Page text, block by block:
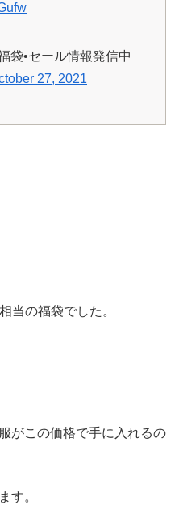
袋•セール情報発信中
27, 2021
当の福袋でした。
がこの価格で手に入れるの
す。